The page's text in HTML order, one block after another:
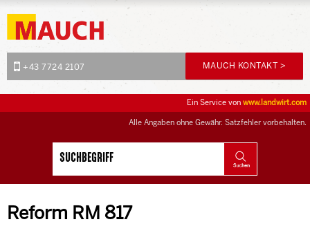
+43 7724 2107 MAUCH KONTAKT >
Alle Angaben ohne Gewähr. Satzfehler vorbehalten.
Ein Service von www.landwirt.com
Reform RM 817